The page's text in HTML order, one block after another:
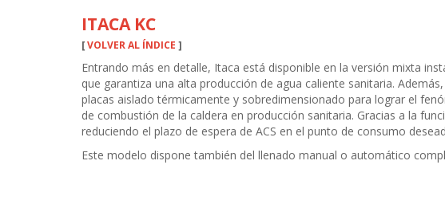
ITACA KC
[VOLVER AL ÍNDICE ]
Entrando más en detalle, Itaca está disponible en la versión mixta
que garantiza una alta producción de agua caliente sanitaria.
placas aislado térmicamente y sobredimensionado para lograr el
de combustión de la caldera en producción sanitaria. Gracias a la
reduciendo el plazo de espera de ACS en el punto de consumo
Este modelo dispone también del llenado manual o automático